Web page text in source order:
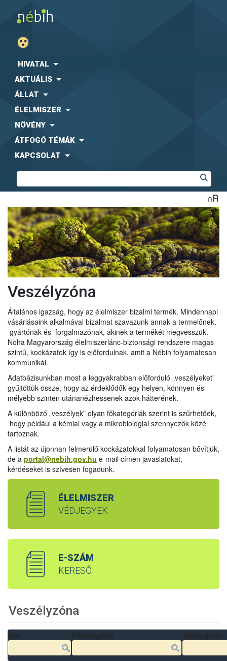
HIVATAL
AKTUÁLIS
ÁLLAT
ÉLELMISZER
NÖVÉNY
ÁTFOGÓ TÉMÁK
KAPCSOLAT
Veszélyzóna
Általános igazság, hogy az élelmiszer bizalmi termék. Mindennapi
vásárlásaink alkalmával bizalmat szavazunk annak a termelőnek,
gyártónak és forgalmazónak, akinek a termékét megvesszük.
Noha Magyarország élelmiszerlánc-biztonsági rendszere magas
szintű, kockázatok így is előfordulnak, amit a Nébih folyamatosan
kommunikál.
Adatbázisunkban most a leggyakrabban előforduló „veszélyeket”
gyűjtöttük össze, hogy az érdeklődők egy helyen, könnyen és
mélyebb szinten utánanézhessenek azok hátterének.
A különböző „veszélyek” olyan főkategóriák szerint is szűrhetőek,
hogy például a kémiai vagy a mikrobiológiai szennyezők közé
tartoznak.
A listát az újonnan felmerülő kockázatokkal folyamatosan bővítjük,
de a portal@nebih.gov.hu e-mail címen javaslatokat,
kérdéseket is szívesen fogadunk.
ÉLELMISZER
VÉDJEGYEK
E-SZÁM
KERESŐ
Veszélyzóna